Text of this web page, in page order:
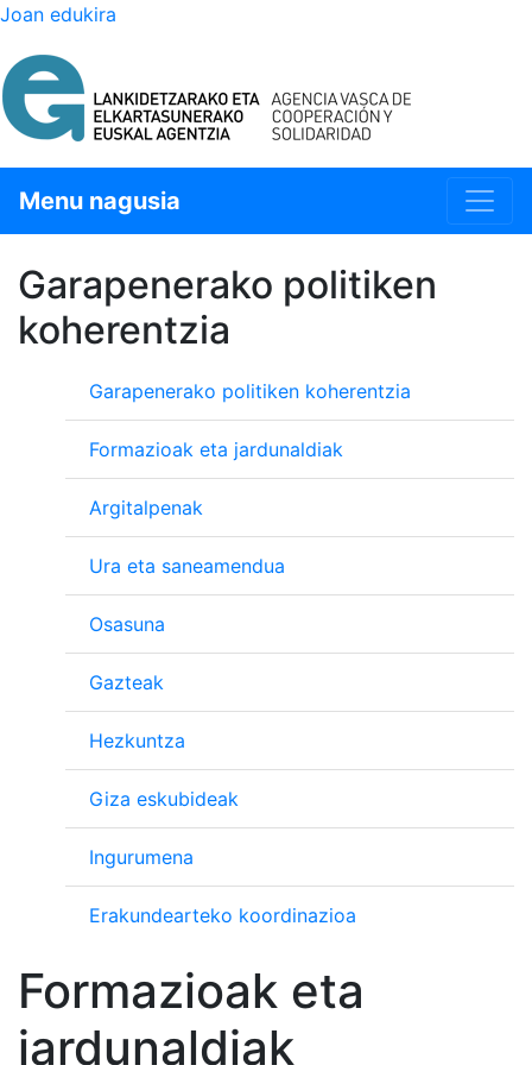
Joan edukira
Menu nagusia
Garapenerako politiken
koherentzia
Garapenerako politiken koherentzia
Formazioak eta jardunaldiak
Argitalpenak
Ura eta saneamendua
Osasuna
Gazteak
Hezkuntza
Giza eskubideak
Ingurumena
Erakundearteko koordinazioa
Formazioak eta
jardunaldiak